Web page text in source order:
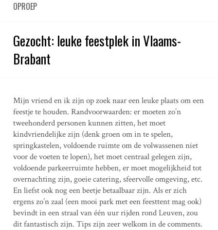
OPROEP
Gezocht: leuke feestplek in Vlaams-
Brabant
Mijn vriend en ik zijn op zoek naar een leuke plaats om een
feestje te houden. Randvoorwaarden: er moeten zo’n
tweehonderd personen kunnen zitten, het moet
kindvriendelijke zijn (denk groen om in te spelen,
springkastelen, voldoende ruimte om de volwassenen niet
voor de voeten te lopen), het moet centraal gelegen zijn,
voldoende parkeerruimte hebben, er moet mogelijkheid tot
overnachting zijn, goeie catering, sfeervolle omgeving, etc.
En liefst ook nog een beetje betaalbaar zijn. Als er zich
ergens zo’n zaal (een mooi park met een feesttent mag ook)
bevindt in een straal van één uur rijden rond Leuven, zou
dit fantastisch zijn. Tips zijn zeer welkom in de comments.